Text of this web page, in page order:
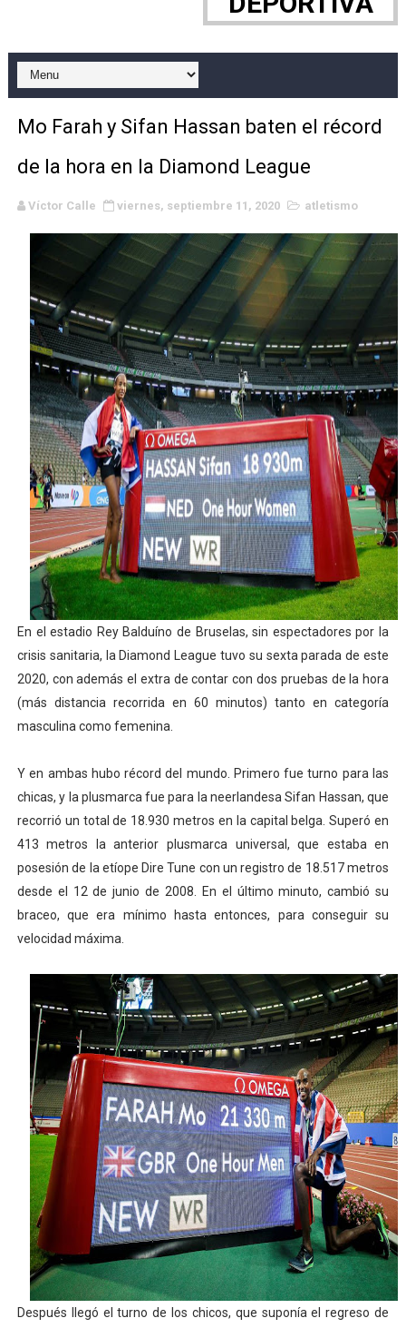
WWE NXT - Myles Borne y Tavion Heights ponen fin
Canadian Football League 2026 - Week 10
EFA y AFLE 2026 - Regular season
Mundial de lacrosse femenino 2026 (Tokio, Japón) -
Máxima celebración en el último Impact! con Jason
Mundial de esgrima 2026 (Hong Kong) - La
Raquel Rodriguez es la nueva monarca
Athletes Unlimited Softball League 2026 - Las Utah
Mundial de piragüismo slalom 2026 (Oklahoma City,
Tour de Francia masculino 2026 - Tadej Pogacar
Mundial de Fórmula 1 2026 - Lando Norris consigue
Campeonato de Europa de high diving 2026 (París,
Mo Farah y Sifan Hassan baten el récord
de la hora en la Diamond League
Víctor Calle viernes, septiembre 11, 2020 atletismo
En el estadio Rey Balduíno de Bruselas, sin espectadores por la
crisis sanitaria, la Diamond League tuvo su sexta parada de este
2020, con además el extra de contar con dos pruebas de la hora
(más distancia recorrida en 60 minutos) tanto en categoría
masculina como femenina.
Y en ambas hubo récord del mundo. Primero fue turno para las
chicas, y la plusmarca fue para la neerlandesa Sifan Hassan, que
recorrió un total de 18.930 metros en la capital belga. Superó en
413 metros la anterior plusmarca universal, que estaba en
posesión de la etíope Dire Tune con un registro de 18.517 metros
desde el 12 de junio de 2008. En el último minuto, cambió su
braceo, que era mínimo hasta entonces, para conseguir su
velocidad máxima.
Después llegó el turno de los chicos, que suponía el regreso de